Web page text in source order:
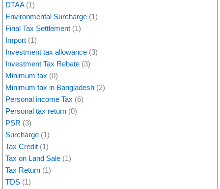
DTAA(1)
Environmental Surcharge (1)
Final Tax Settlement (1)
Import (1)
Investment tax allowance (3)
Investment Tax Rebate (3)
Minimum tax (0)
Minimum tax in Bangladesh (2)
Personal income Tax (6)
Personal tax return (0)
PSR (3)
Surcharge (1)
Tax Credit (1)
Tax on Land Sale (1)
Tax Return (1)
TDS (1)